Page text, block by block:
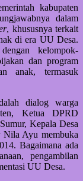
kabupaten
dalam
, khususnya terkait
di era UU Desa.
kelompok-
dan program
anak, termasuk
dialog warga
Ketua DPRD
Kepala Desa
Nila Ayu membuka
Bagaimana ada
pengambilan
UU Desa.